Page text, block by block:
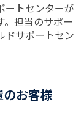
ートセンターが
担当のサポー
ドサポートセン
お客様